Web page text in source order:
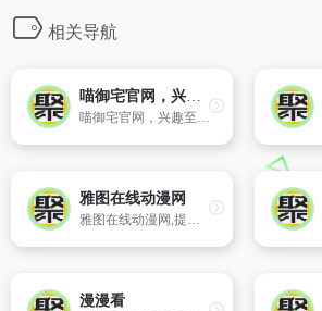
相关导航
喵御宅官网，兴趣至上的ACGN社区
喵御宅官网，兴趣至上的ACGN社区
雅图在线动漫网
雅图在线动漫网,提供日本新番动漫、新电影和新电视剧在线观看,新动漫资讯、影评和观后感。同时有新热门动漫、电影、电视剧排行榜！
漫漫看